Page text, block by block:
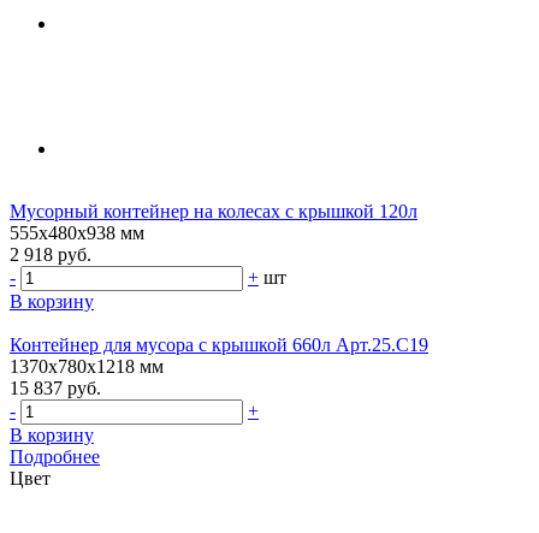
Мусорный контейнер на колесах с крышкой 120л
555х480х938 мм
2 918 руб.
-
+ шт
В корзину
Контейнер для мусора с крышкой 660л Арт.25.C19
1370х780х1218 мм
15 837 руб.
-
+
В корзину
Подробнее
Цвет